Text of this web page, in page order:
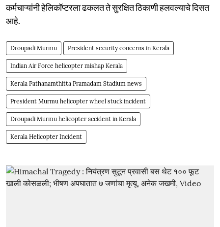
कर्मचाऱ्यांनी हेलिकॉप्टरला ढकलत ते सुरक्षित ठिकाणी हलवल्याचे दिसत
आहे.
Droupadi Murmu President security concerns in Kerala
Indian Air Force helicopter mishap Kerala
Kerala Pathanamthitta Pramadam Stadium news
President Murmu helicopter wheel stuck incident
Droupadi Murmu helicopter accident in Kerala
Kerala Helicopter Incident